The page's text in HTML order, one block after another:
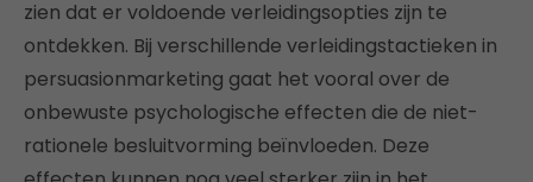
zien dat er voldoende verleidingsopties zijn te
ontdekken. Bij verschillende verleidingstactieken in
persuasionmarketing gaat het vooral over de
onbewuste psychologische effecten die de niet-
rationele besluitvorming beïnvloeden. Deze